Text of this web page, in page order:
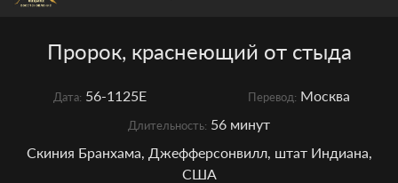
Пророк, краснеющий от стыда
Дата: 56-1125E Перевод: Москва
Длительность: 56 минут
Скиния Бранхама, Джефферсонвилл, штат Индиана,
США